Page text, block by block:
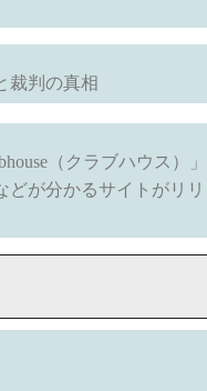
裁判の真相
（クラブハウス）」
どが分かるサイトがリリ